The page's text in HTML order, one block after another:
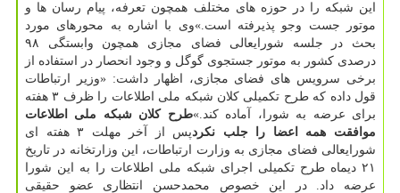
این شبكه را در حوزه های مختلف همچون تعرفه، پیام رسان ها و
موتور جست وجو پذیرفته است.»وی با اشاره به محورهای مورد
بحث در جلسه شورایعالی فضای مجازی همچون وابستگی ۹۸
درصدی كشور به موتور جستجوی گوگل و وجود انحصار در استفاده از
برخی سرویس های فضای مجازی، اظهار داشت: «وزیر ارتباطات
قول داده كه طرح تكمیلی كلان شبكه ملی اطلاعات را ظرف ۳ هفته
برای عرضه به شورا، آماده كند.»طرح كلان شبكه ملی اطلاعات
موافقت همه اعضا را جلب نكرد
پس از آخر مهلت ۳ هفته ای
شورایعالی فضای مجازی به وزارت ارتباطات، این وزارتخانه در تاریخ
۲۱ دیماه طرح تكمیلی اجرای شبكه ملی اطلاعات را به این شورا
عرضه داد. در این خصوص محمدحسن انتظاری عضو حقیقی